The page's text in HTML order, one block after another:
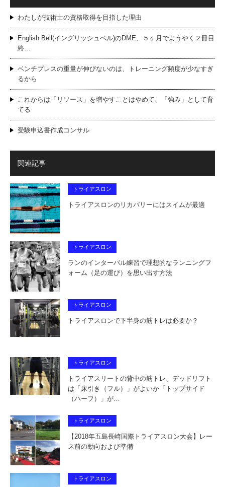
わたしが技術士の資格取得を目指した理由
English Bell(イングリッシュベル)のDME、５ヶ月でようやく２冊目
終…
ベンチプレスの重量が伸びないのは、トレーニング頻度が少なすぎ
るから
これからは「リソース」を増やすことはやめて、「強み」として育
てる
受験申込書作成コンサル
関連記事
トライアスロン
トライアスロンのリカバリーにはスイムが最適
トライアスロン
ランのインターバル練習で理想的なランニングフ
ォーム（足の運び）を思い出す方法
トライアスロン
トライアスロンで下半身の筋トレは必要か？
トライアスロン
トライアスリートの背中の筋トレ、デッドリフト
は「床引き（フル）」がよいか「トップサイド
（ハーフ）」が…
トライアスロン
【2018年五島長崎国際トライアスロン大会】レー
ス前の動向および準備
トライアスロン